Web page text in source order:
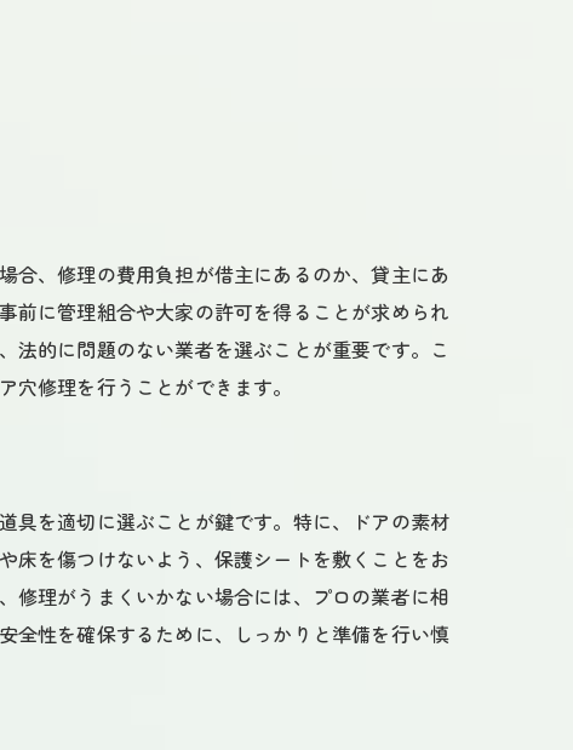
合、修理の費用負担が借主にあるのか、貸主にあ
前に管理組合や大家の許可を得ることが求められ
法的に問題のない業者を選ぶことが重要です。こ
修理を行うことができます。
具を適切に選ぶことが鍵です。特に、ドアの素材
床を傷つけないよう、保護シートを敷くことをお
修理がうまくいかない場合には、プロの業者に相
全性を確保するために、しっかりと準備を行い慎